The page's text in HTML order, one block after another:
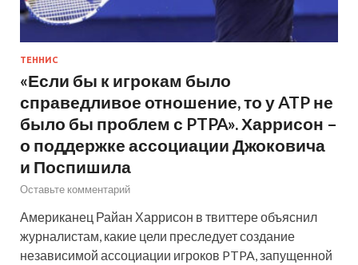
ТЕННИС
«Если бы к игрокам было
справедливое отношение, то у ATP не
было бы проблем с PTPA». Харрисон –
о поддержке ассоциации Джоковича
и Поспишила
Оставьте комментарий
Американец Райан Харрисон в твиттере объяснил
журналистам, какие цели преследует создание
независимой ассоциации игроков PTPA, запущенной